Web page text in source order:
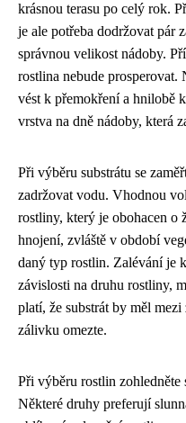
krásnou terasu po celý rok.
je ale potřeba dodržovat pár
správnou velikost nádoby.
rostlina nebude
vést k přemokření a hnilobě
vrstva na dně nádoby, která
Při výběru substrátu se
zadržovat vodu. Vhodnou
rostliny, který je obohacen o
hnojení, zvláště v období
daný typ rostlin. Zalévání je
závislosti na druhu rostliny,
platí, že substrát by měl
zálivku omezte.
Při výběru rostlin zohledněte
Některé druhy preferují